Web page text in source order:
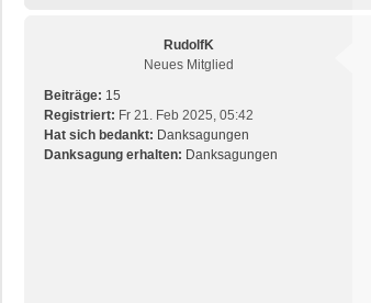
RudolfK
Neues Mitglied
Beiträge: 15
Registriert: Fr 21. Feb 2025, 05:42
Hat sich bedankt: Danksagungen
Danksagung erhalten: Danksagungen